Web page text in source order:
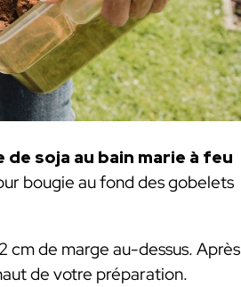
soja au bain marie à feu
bougie au fond des gobelets
cm de marge au-dessus. Après
de votre préparation.